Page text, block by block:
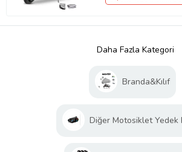
Daha Fazla Kategori
Branda&Kılıf
Diğer Motosiklet Yedek